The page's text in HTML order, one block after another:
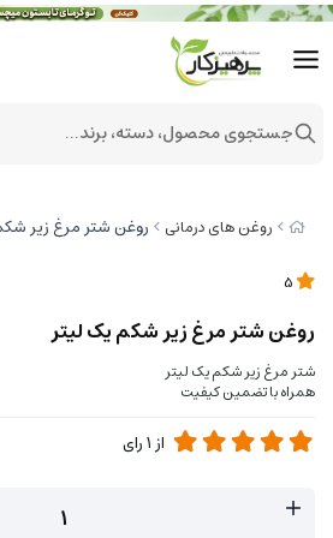
روغن های درمانی روغن شتر مرغ زیر
روغن شتر مرغ زیر شکم یک لیتر
شتر مرغ زیر شکم یک لیتر
همراه با تضمین کیفیت
از 1رای
جستجوی محصول، دسته، برند...